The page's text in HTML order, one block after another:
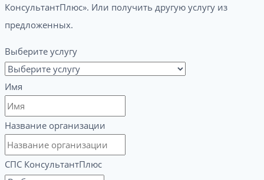
КонсультантПлюс». Или получить другую услугу из
предложенных.
Выберите услугу
Имя
Название организации
СПС КонсультантПлюс